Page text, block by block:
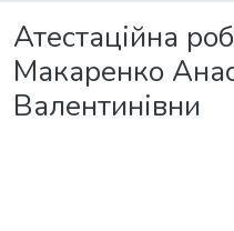
Атестаційна
Макаренко
Валентинівни